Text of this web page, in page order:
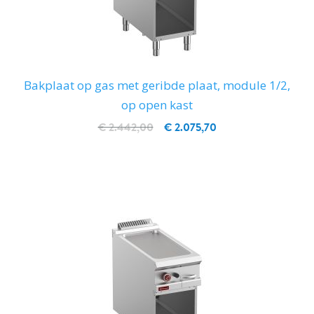
Bakplaat op gas met geribde plaat, module 1/2,
op open kast
€ 2.075,70
€ 2.442,00